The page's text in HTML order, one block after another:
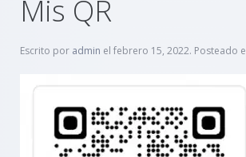
Mis QR
Escrito por admin el febrero 15, 2022. Posteado